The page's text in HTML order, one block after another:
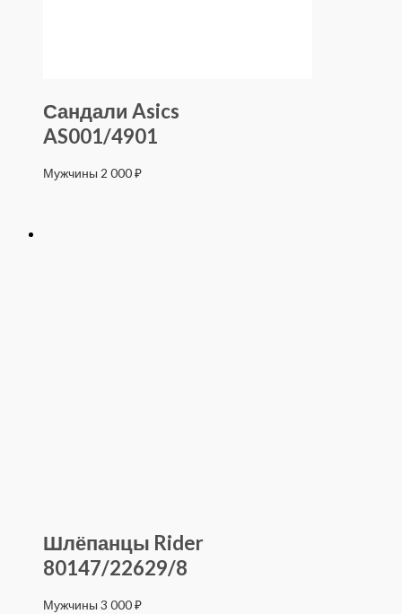
Сандали Asics
AS001/4901
Мужчины 2 000₽
Шлёпанцы Rider
80147/22629/8
Мужчины 3 000₽